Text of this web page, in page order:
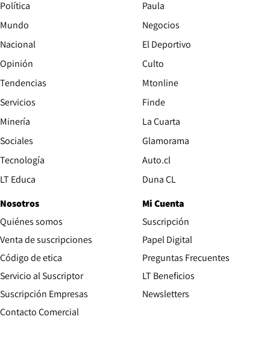
Política
Mundo
Nacional
Opinión
Tendencias
Servicios
Minería
Sociales
Tecnología
LT Educa
Paula
Negocios
El Deportivo
Culto
Mtonline
Finde
La Cuarta
Glamorama
Auto.clOpens in new window
Duna CLOpens in new window
Nosotros
Quiénes somos
Venta de suscripciones
Código de etica Opens in new window
Servicio al Suscriptor
Suscripción Empresas
Contacto ComercialOpens in new window
Mi Cuenta
Suscripción
Papel DigitalOpens in new
Preguntas Frecuentes
LT Beneficios
Newsletters